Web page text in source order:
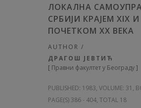
ЛОКАЛНА
СРБИЈИ КРАЈЕМ XIX И
ПОЧЕТКОМ XX ВЕКА
AUTHOR /
ДРАГОШ ЈЕВТИЋ
[ Правни факултет у Београду]
PUBLISHED: 1983, VOLUME: 31 ,
PAGE(S) 386 - 404, TOTAL 18